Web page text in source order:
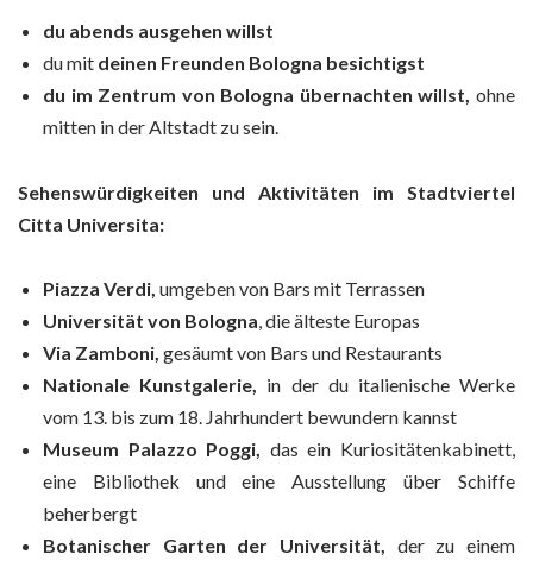
du abends ausgehen willst
du mit deinen Freunden Bologna besichtigst
du im Zentrum von Bologna übernachten willst, ohne
mitten in der Altstadt zu sein.
Sehenswürdigkeiten und Aktivitäten im Stadtviertel
Citta Universita:
Piazza Verdi, umgeben von Bars mit Terrassen
Universität von Bologna, die älteste Europas
Via Zamboni, gesäumt von Bars und Restaurants
Nationale Kunstgalerie, in der du italienische Werke
vom 13. bis zum 18. Jahrhundert bewundern kannst
Museum Palazzo Poggi, das ein Kuriositätenkabinett,
eine Bibliothek und eine Ausstellung über Schiffe
beherbergt
Botanischer Garten der Universität, der zu einem